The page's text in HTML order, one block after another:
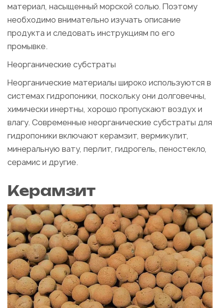
материал, насыщенный морской солью. Поэтому
необходимо внимательно изучать описание
продукта и следовать инструкциям по его
промывке.
Неорганические субстраты
Неорганические материалы широко используются в
системах гидропоники, поскольку они долговечны,
химически инертны, хорошо пропускают воздух и
влагу. Современные неорганические субстраты для
гидропоники включают керамзит, вермикулит,
минеральную вату, перлит, гидрогель, пеностекло,
серамис и другие.
Керамзит